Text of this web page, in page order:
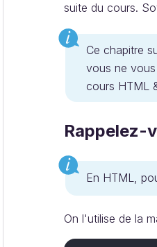
suite du cours.
Ce chapitre
vous ne
cours HTML
Rappelez-
En HTML,
On l'utilise de la